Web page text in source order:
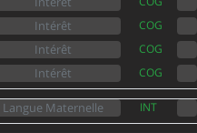
COG
COG
COG
INT